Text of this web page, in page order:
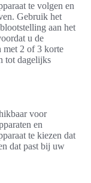
te volgen en
Gebruik het
aan het
u de
met 2 of 3 korte
tot dagelijks
voor
en
te kiezen dat
dat past bij uw